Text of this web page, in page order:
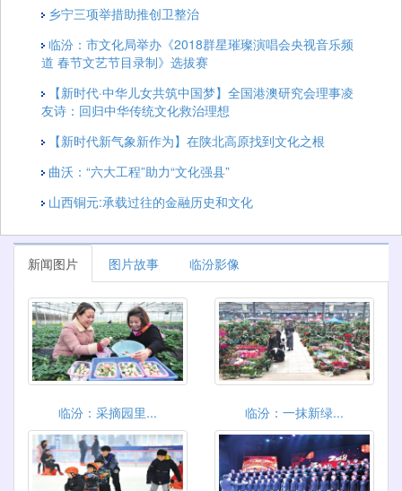
乡宁三项举措助推创卫整治
临汾：市文化局举办《2018群星璀璨演唱会央视音乐频
道 春节文艺节目录制》选拔赛
【新时代·中华儿女共筑中国梦】全国港澳研究会理事凌
友诗：回归中华传统文化救治理想
【新时代新气象新作为】在陕北高原找到文化之根
曲沃：“六大工程”助力“文化强县”
山西铜元:承载过往的金融历史和文化
新闻图片 图片故事 临汾影像
临汾：采摘园里... 临汾：一抹新绿...